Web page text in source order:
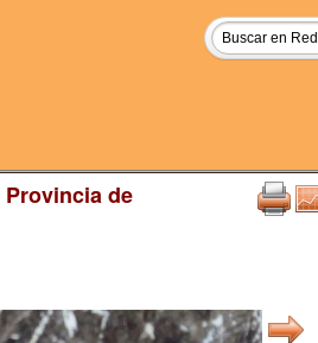
Provincia de